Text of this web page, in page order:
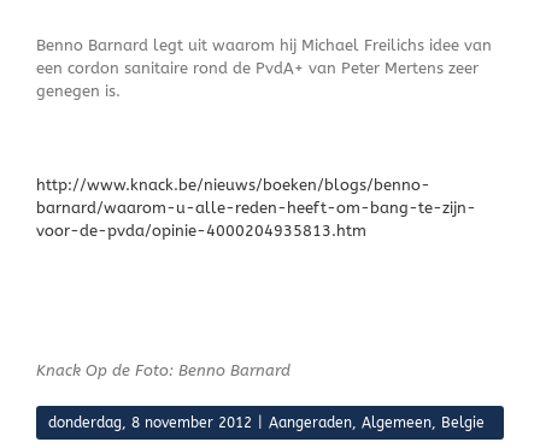
Benno Barnard legt uit waarom hij Michael Freilichs idee van
een cordon sanitaire rond de PvdA+ van Peter Mertens zeer
genegen is.
http://www.knack.be/nieuws/boeken/blogs/benno-
barnard/waarom-u-alle-reden-heeft-om-bang-te-zijn-
voor-de-pvda/opinie-4000204935813.htm
Knack Op de Foto: Benno Barnard
donderdag, 8 november 2012 Aangeraden, Algemeen, Belgie